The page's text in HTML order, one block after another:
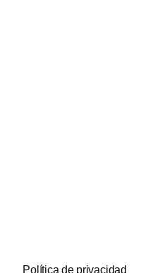
Política de privacidad